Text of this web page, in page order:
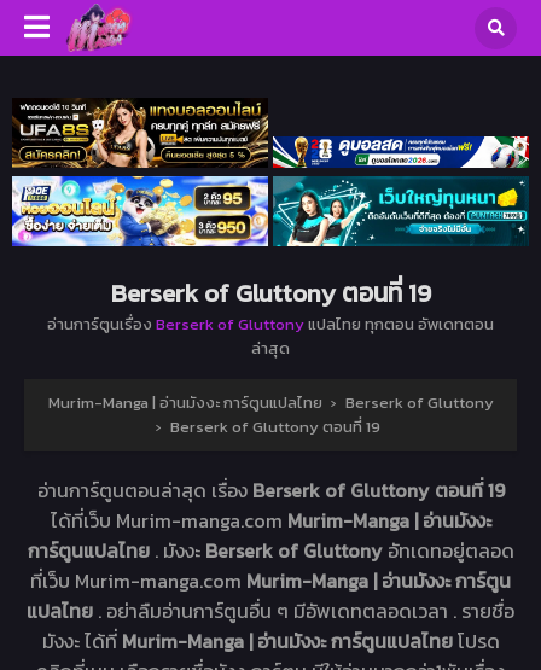
Berserk of Gluttony ตอนที่ 19
อ่านการ์ตูนเรื่อง Berserk of Gluttonyแปลไทย ทุกตอน อัพเดทตอน
ล่าสุด
Murim-Manga | อ่านมังงะ การ์ตูนแปลไทย › Berserk of Gluttony
› Berserk of Gluttony ตอนที่ 19
อ่านการ์ตูนตอนล่าสุด เรื่อง Berserk of Gluttony ตอนที่ 19
ได้ที่เว็บ Murim-manga.com Murim-Manga | อ่านมังงะ
การ์ตูนแปลไทย . มังงะ Berserk of Gluttony อัทเดทอยู่ตลอด
ที่เว็บ Murim-manga.com Murim-Manga | อ่านมังงะ การ์ตูน
แปลไทย . อย่าลืมอ่านการ์ตูนอื่น ๆ มีอัพเดทตลอดเวลา . รายชื่อ
มังงะ ได้ที่ Murim-Manga | อ่านมังงะ การ์ตูนแปลไทยโปรด